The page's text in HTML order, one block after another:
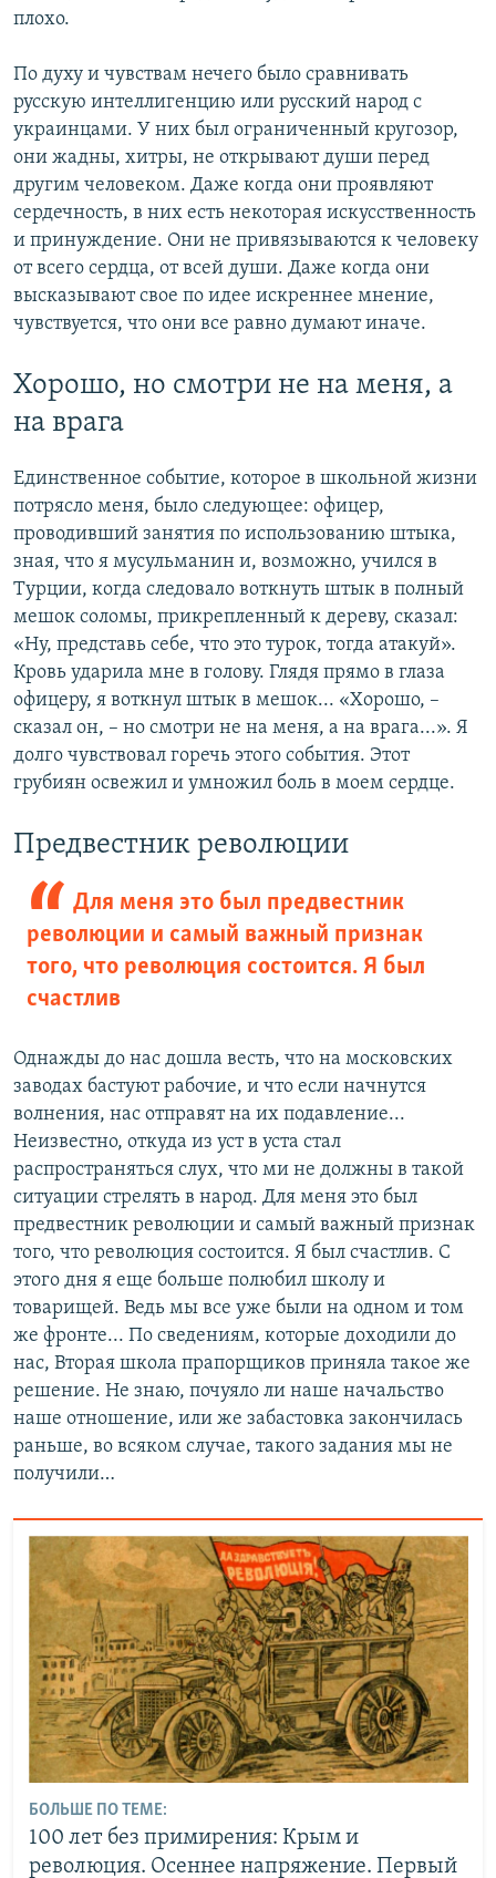
плохо.
По духу и чувствам нечего было сравнивать
русскую интеллигенцию или русский народ с
украинцами. У них был ограниченный кругозор,
они жадны, хитры, не открывают души перед
другим человеком. Даже когда они проявляют
сердечность, в них есть некоторая искусственность
и принуждение. Они не привязываются к человеку
от всего сердца, от всей души. Даже когда они
высказывают свое по идее искреннее мнение,
чувствуется, что они все равно думают иначе.
Хорошо, но смотри не на меня, а
на врага
Единственное событие, которое в школьной жизни
потрясло меня, было следующее: офицер,
проводивший занятия по использованию штыка,
зная, что я мусульманин и, возможно, учился в
Турции, когда следовало воткнуть штык в полный
мешок соломы, прикрепленный к дереву, сказал:
«Ну, представь себе, что это турок, тогда атакуй».
Кровь ударила мне в голову. Глядя прямо в глаза
офицеру, я воткнул штык в мешок... «Хорошо, –
сказал он, – но смотри не на меня, а на врага...». Я
долго чувствовал горечь этого события. Этот
грубиян освежил и умножил боль в моем сердце.
Предвестник революции
Для меня это был предвестник
революции и самый важный признак
того, что революция состоится. Я был
счастлив
Однажды до нас дошла весть, что на московских
заводах бастуют рабочие, и что если начнутся
волнения, нас отправят на их подавление...
Неизвестно, откуда из уст в уста стал
распространяться слух, что ми не должны в такой
ситуации стрелять в народ. Для меня это был
предвестник революции и самый важный признак
того, что революция состоится. Я был счастлив. С
этого дня я еще больше полюбил школу и
товарищей. Ведь мы все уже были на одном и том
же фронте... По сведениям, которые доходили до
нас, Вторая школа прапорщиков приняла такое же
решение. Не знаю, почуяло ли наше начальство
наше отношение, или же забастовка закончилась
раньше, во всяком случае, такого задания мы не
получили…
БОЛЬШЕ ПО ТЕМЕ:
100 лет без примирения: Крым и
революция. Осеннее напряжение. Первый